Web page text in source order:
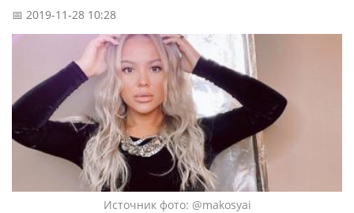
📅 2019-11-28 10:28
Источник фото: @makosyai